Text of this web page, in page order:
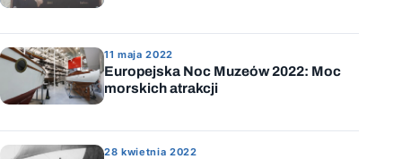
11 maja 2022
Europejska Noc Muzeów 2022: Moc
morskich atrakcji
28 kwietnia 2022